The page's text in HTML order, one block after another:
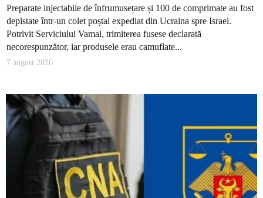
Preparate injectabile de înfrumusețare și 100 de comprimate au fost
depistate într-un colet poștal expediat din Ucraina spre Israel.
Potrivit Serviciului Vamal, trimiterea fusese declarată
necorespunzător, iar produsele erau camuflate...
7 august 2026